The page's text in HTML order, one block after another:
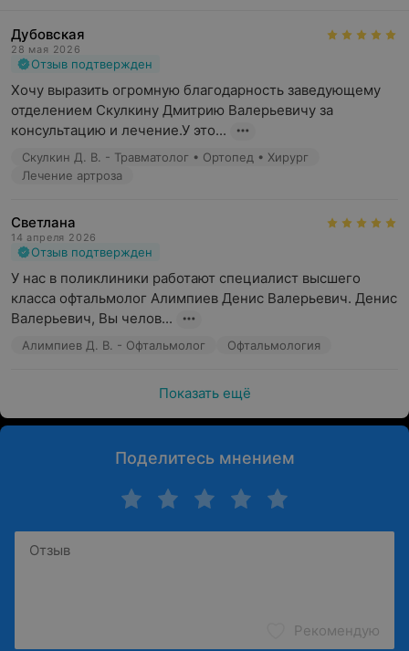
Дубовская
28 мая 2026
Отзыв подтвержден
Хочу выразить огромную благодарность заведующему
отделением Скулкину Дмитрию Валерьевичу за
консультацию и лечение.У это...
Скулкин Д. В. - Травматолог • Ортопед • Хирург
Лечение артроза
Светлана
14 апреля 2026
Отзыв подтвержден
У нас в поликлиники работают специалист высшего
класса офтальмолог Алимпиев Денис Валерьевич. Денис
Валерьевич, Вы челов...
Алимпиев Д. В. - Офтальмолог Офтальмология
Показать ещё
Поделитесь мнением
Рекомендую